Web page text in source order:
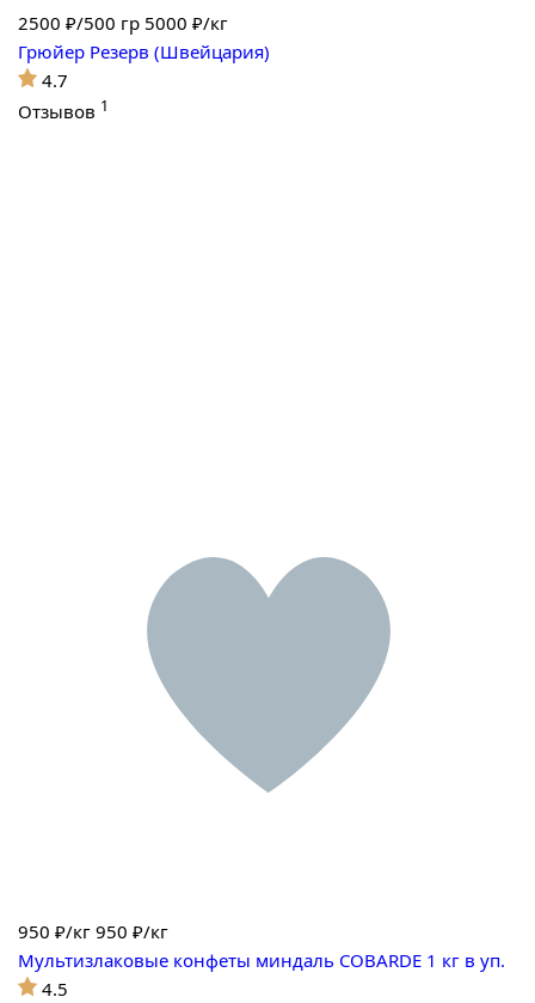
2500 ₽/500 гр 5000 ₽/кг
Грюйер Резерв (Швейцария)
4.7
Отзывов 1
950 ₽/кг 950 ₽/кг
Мультизлаковые конфеты миндаль COBARDE 1 кг в уп.
4.5